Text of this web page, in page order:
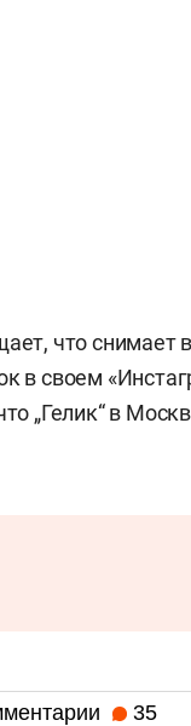
что снимает
в своем
„Гелик“ в
35